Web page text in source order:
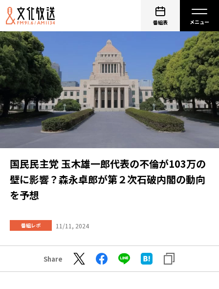
番組表
国民民主党 玉木雄一郎代表の不倫が103万の
壁に影響？森永卓郎が第２次石破内閣の動向
を予想
番組レポ 11/11, 2024
Share